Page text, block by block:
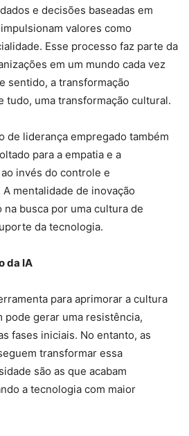
e decisões baseadas em
valores como
Esse processo faz parte da
em um mundo cada vez
sentido, a transformação
tudo, uma transformação cultural.
de liderança empregado também
para a empatia e a
invés do controle e
mentalidade de inovação
busca por uma cultura de
da tecnologia.
da IA
para aprimorar a cultura
pode gerar uma resistência,
fases iniciais. No entanto, as
transformar essa
são as que acabam
a tecnologia com maior